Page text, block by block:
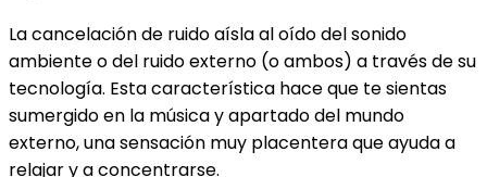
La cancelación de ruido aísla al oído del sonido
ambiente o del ruido externo (o ambos) a través de su
tecnología. Esta característica hace que te sientas
sumergido en la música y apartado del mundo
externo, una sensación muy placentera que ayuda a
relajar y a concentrarse.